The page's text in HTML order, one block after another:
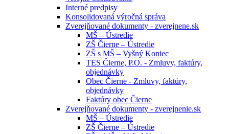
Interné predpisy
Konsolidovaná výročná správa
Zverejňované dokumenty - zverejnene.sk
MŠ – Ústredie
ZŠ Čierne – Ústredie
ZŠ s MŠ – Vyšný Koniec
TES Čierne, P.O. - Zmluvy, faktúry,
objednávky
Obec Čierne - Zmluvy, faktúry,
objednávky
Faktúry obec Čierne
Zverejňované dokumenty - zverejnenie.sk
MŠ – Ústredie
ZŠ Čierne – Ústredie